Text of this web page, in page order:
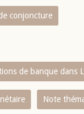
conjoncture
de banque dans
Note